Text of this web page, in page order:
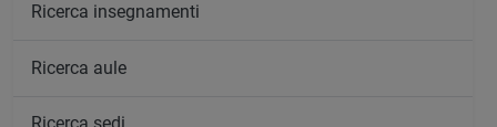
Ricerca insegnamenti
Ricerca aule